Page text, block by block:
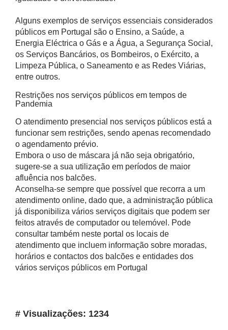
Alguns exemplos de serviços essenciais considerados
públicos em Portugal são o Ensino, a Saúde, a
Energia Eléctrica o Gás e a Água, a Segurança Social,
os Serviços Bancários, os Bombeiros, o Exército, a
Limpeza Pública, o Saneamento e as Redes Viárias,
entre outros.
Restrições nos serviços públicos em tempos de
Pandemia
O atendimento presencial nos serviços públicos está a
funcionar sem restrições, sendo apenas recomendado
o agendamento prévio.
Embora o uso de máscara já não seja obrigatório,
sugere-se a sua utilização em períodos de maior
afluência nos balcões.
Aconselha-se sempre que possível que recorra a um
atendimento online, dado que, a administração pública
já disponibiliza vários serviços digitais que podem ser
feitos através de computador ou telemóvel. Pode
consultar também neste portal os locais de
atendimento que incluem informação sobre moradas,
horários e contactos dos balcões e entidades dos
vários serviços públicos em Portugal
# Visualizações: 1234